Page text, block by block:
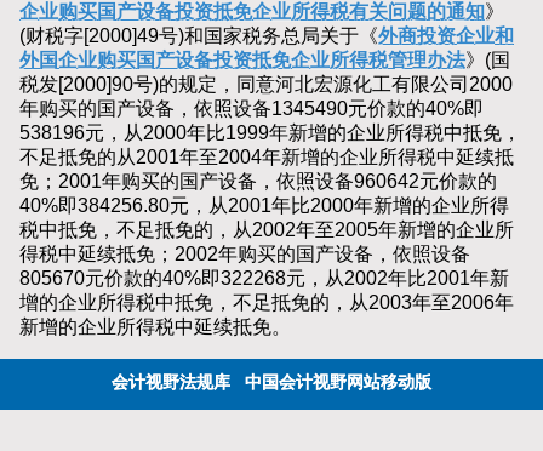
企业购买国产设备投资抵免企业所得税有关问题的通知》
(财税字[2000]49号)和国家税务总局关于《外商投资企业和
外国企业购买国产设备投资抵免企业所得税管理办法》(国
税发[2000]90号)的规定，同意河北宏源化工有限公司2000
年购买的国产设备，依照设备1345490元价款的40%即
538196元，从2000年比1999年新增的企业所得税中抵免，
不足抵免的从2001年至2004年新增的企业所得税中延续抵
免；2001年购买的国产设备，依照设备960642元价款的
40%即384256.80元，从2001年比2000年新增的企业所得
税中抵免，不足抵免的，从2002年至2005年新增的企业所
得税中延续抵免；2002年购买的国产设备，依照设备
805670元价款的40%即322268元，从2002年比2001年新
增的企业所得税中抵免，不足抵免的，从2003年至2006年
新增的企业所得税中延续抵免。
会计视野法规库 中国会计视野网站移动版